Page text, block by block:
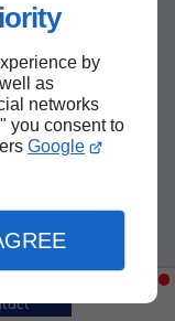
by
as
networks
you consent to
Google
résine
ou de
par
de
de